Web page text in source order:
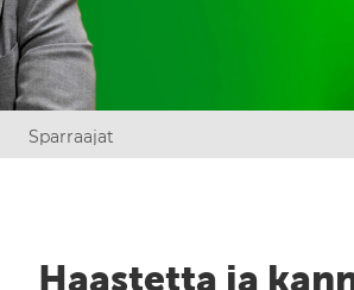
Sparraajat
Haastetta ja